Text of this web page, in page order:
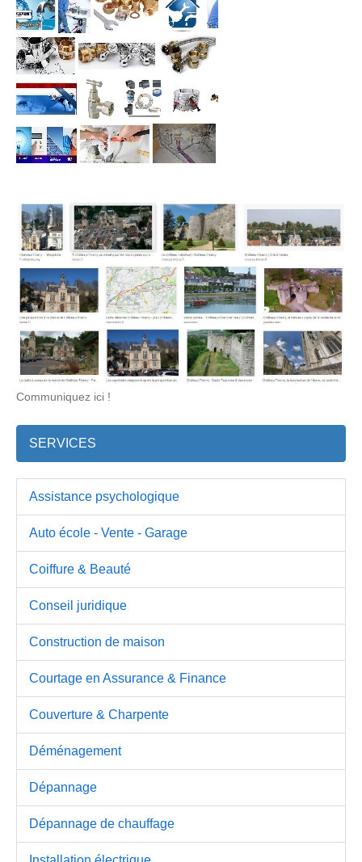
Communiquez ici !
SERVICES
Assistance psychologique
Auto école - Vente - Garage
Coiffure & Beauté
Conseil juridique
Construction de maison
Courtage en Assurance & Finance
Couverture & Charpente
Déménagement
Dépannage
Dépannage de chauffage